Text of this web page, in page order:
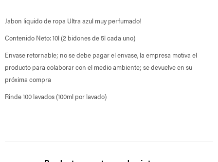
Jabon liquido de ropa Ultra azul muy perfumado!
Contenido Neto: 10l (2 bidones de 5l cada uno)
Envase retornable; no se debe pagar el envase, la empresa motiva el
producto para colaborar con el medio ambiente; se devuelve en su
próxima compra
Rinde 100 lavados (100ml por lavado)